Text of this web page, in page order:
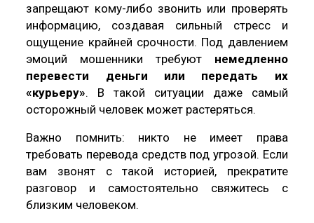
запрещают кому-либо звонить или проверять
информацию, создавая сильный стресс и
ощущение крайней срочности. Под давлением
эмоций мошенники требуют немедленно
перевести деньги или передать их
«курьеру». В такой ситуации даже самый
осторожный человек может растеряться.
Важно помнить: никто не имеет права
требовать перевода средств под угрозой. Если
вам звонят с такой историей, прекратите
разговор и самостоятельно свяжитесь с
близким человеком.